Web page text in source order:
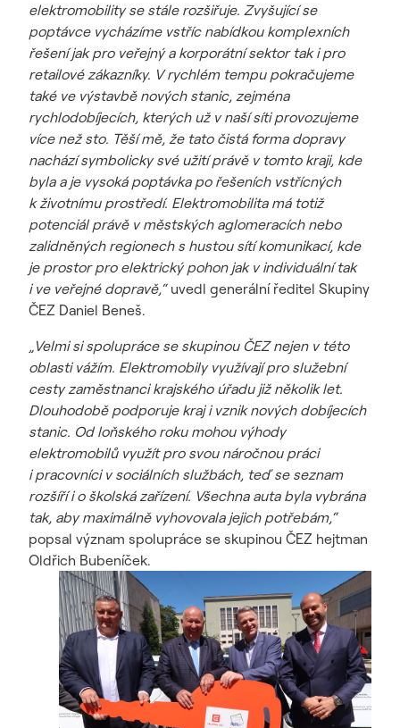
elektromobility se stále rozšiřuje. Zvyšující se
poptávce vycházíme vstříc nabídkou komplexních
řešení jak pro veřejný a korporátní sektor tak i pro
retailové zákazníky. V rychlém tempu pokračujeme
také ve výstavbě nových stanic, zejména
rychlodobíjecích, kterých už v naší síti provozujeme
více než sto. Těší mě, že tato čistá forma dopravy
nachází symbolicky své užití právě v tomto kraji, kde
byla a je vysoká poptávka po řešeních vstřícných
k životnímu prostředí. Elektromobilita má totiž
potenciál právě v městských aglomeracích nebo
zalidněných regionech s hustou sítí komunikací, kde
je prostor pro elektrický pohon jak v individuální tak
i ve veřejné dopravě,“ uvedl generální ředitel Skupiny
ČEZ Daniel Beneš.
„Velmi si spolupráce se skupinou ČEZ nejen v této
oblasti vážím. Elektromobily využívají pro služební
cesty zaměstnanci krajského úřadu již několik let.
Dlouhodobě podporuje kraj i vznik nových dobíjecích
stanic. Od loňského roku mohou výhody
elektromobilů využít pro svou náročnou práci
i pracovníci v sociálních službách, teď se seznam
rozšíří i o školská zařízení. Všechna auta byla vybrána
tak, aby maximálně vyhovovala jejich potřebám,“
popsal význam spolupráce se skupinou ČEZ hejtman
Oldřich Bubeníček.